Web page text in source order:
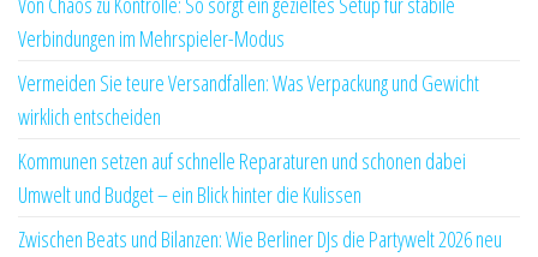
Verbindungen im Mehrspieler-Modus
Vermeiden Sie teure Versandfallen: Was Verpackung und Gewicht
wirklich entscheiden
Kommunen setzen auf schnelle Reparaturen und schonen dabei
Umwelt und Budget – ein Blick hinter die Kulissen
Zwischen Beats und Bilanzen: Wie Berliner DJs die Partywelt 2026 neu